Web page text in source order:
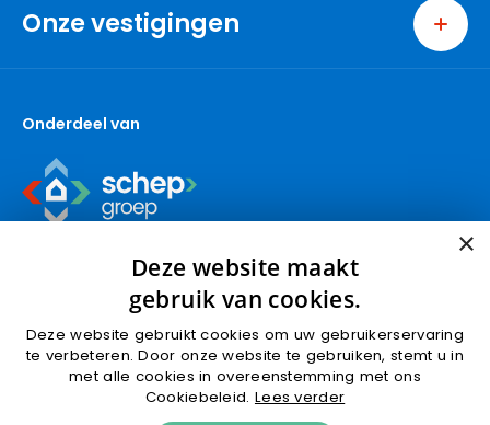
Bedrijven
Nieuwbouw
Contact
Onze vestigingen
Ridderkerk
Capelle aan den IJssel
Den Haag
Gouda (wonen)
Gouda (bedrijven)
Krimpen aan den IJssel
Pijnacker
Rotterdam
Onderdeel van
Algemene voorwaarden
Privacyverklaring
Cookies
×
Deze website maakt
gebruik van cookies.
Deze website gebruikt cookies om uw gebruikerservaring
te verbeteren. Door onze website te gebruiken, stemt u in
met alle cookies in overeenstemming met ons
Cookiebeleid. Lees verder